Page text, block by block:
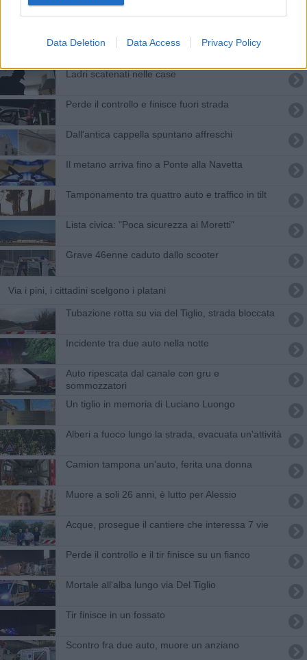
Data Deletion Data Access Privacy Policy
Zona industriale senz'acqua
Ladri nella ditta d'arredamenti
Ladri scatenati nelle case
Perde il controllo e finisce fuori strada
Dall'antica cappella spuntano affreschi
Il metano arriva fino a Ponte alla Navetta
Tamponamento tra quattro auto e traffico in tilt
Lista civica: "Poca sicurezza ai Moretti"
Grave 46enne caduto dallo scooter
Via i pini, i cittadini scelgono i platani
​Tubazione rotta su via del Tiglio, strada bloccata
Incidente tra due auto nella notte
Auto ripescata dal canale con gru e
sommozzatori
Un tiglio in memoria di Luciano Luongo
Alberi a fuoco lungo la strada, evacuata un'attività
Camion tampona un'auto, ferita una donna
Muore a soli 26 anni, è lutto per Alessio
Acque, prosegue il cantiere che interessa 7 vie
Perde il controllo e il tir finisce su un fianco
Mortale all'alba lungo via Del Tiglio
Tir finisce in un fossato
Scontro fra due auto, muore un anziano